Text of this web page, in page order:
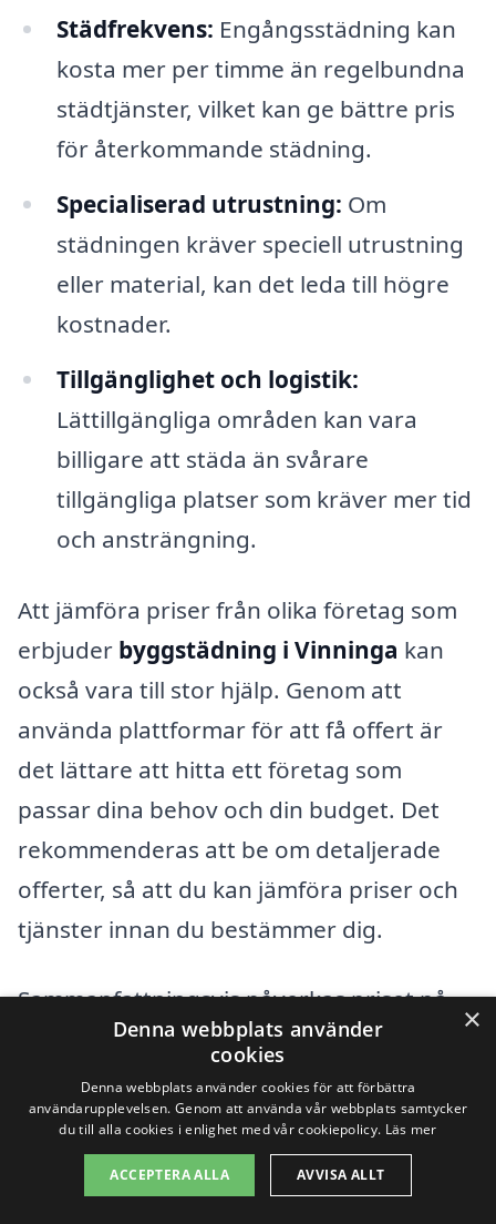
Städfrekvens: Engångsstädning kan
kosta mer per timme än regelbundna
städtjänster, vilket kan ge bättre pris
för återkommande städning.
Specialiserad utrustning: Om
städningen kräver speciell utrustning
eller material, kan det leda till högre
kostnader.
Tillgänglighet och logistik:
Lättillgängliga områden kan vara
billigare att städa än svårare
tillgängliga platser som kräver mer tid
och ansträngning.
Att jämföra priser från olika företag som
erbjuder byggstädning i Vinninga kan
också vara till stor hjälp. Genom att
använda plattformar för att få offert är
det lättare att hitta ett företag som
passar dina behov och din budget. Det
rekommenderas att be om detaljerade
offerter, så att du kan jämföra priser och
tjänster innan du bestämmer dig.
Sammanfattningsvis påverkas priset på
byggstädning av olika faktorer, inklusive
storlek på området, typ av städning,
utrustning och tillgänglighet. Genom att
noggrant analysera dessa faktorer och
jämföra olika erbjudanden kan du hitta
×
Denna webbplats använder
cookies
Denna webbplats använder cookies för att förbättra
användarupplevelsen. Genom att använda vår webbplats samtycker
du till alla cookies i enlighet med vår cookiepolicy. Läs mer
ACCEPTERA ALLA AVVISA ALLT